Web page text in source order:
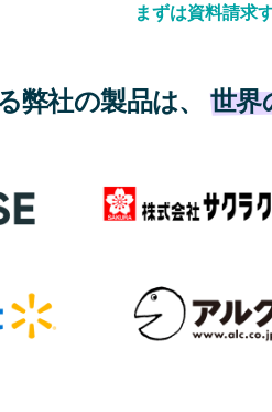
まずは資料請求
社の製品は、 世界